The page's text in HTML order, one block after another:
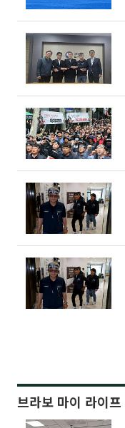
브라보 마이 라이프